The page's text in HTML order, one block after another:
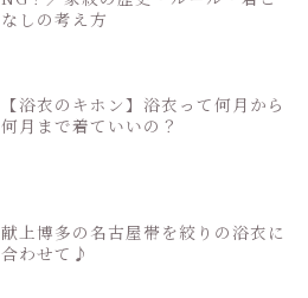
なしの考え方
【浴衣のキホン】浴衣って何月から
何月まで着ていいの？
献上博多の名古屋帯を絞りの浴衣に
合わせて♪